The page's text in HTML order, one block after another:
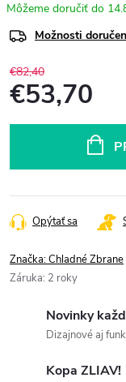
Možnosti
€82,40
€53,70
Opýtať sa
Značka:Chladné Zbrane
Záruka: 2 roky
Novinky
Dizajnové aj
Kopa ZLIAV!